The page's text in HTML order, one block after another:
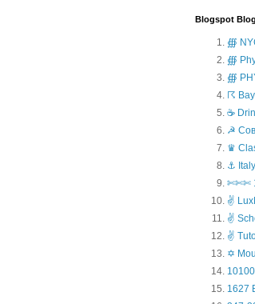
Blogspot
∰
∰
∰
☈
☕
☭
♛
⚓
✄✄✄
✌
✌
✌
✡
1627